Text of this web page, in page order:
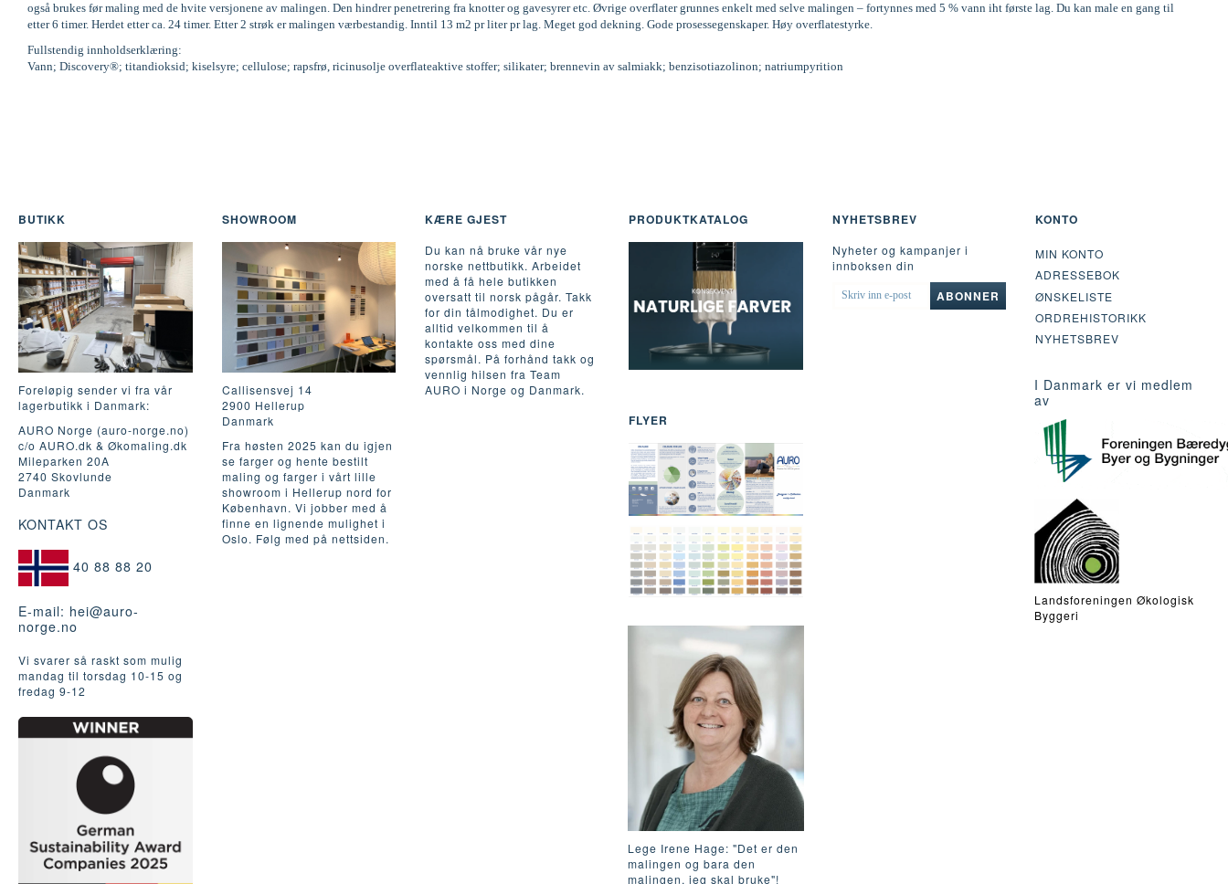
også brukes før maling med de hvite versjonene av malingen. Den hindrer penetrering fra knotter og gavesyrer etc. Øvrige overflater grunnes enkelt med selve malingen – fortynnes med 5 % vann iht første lag. Du kan male en gang til
etter 6 timer. Herdet etter ca. 24 timer. Etter 2 strøk er malingen værbestandig. Inntil 13 m2 pr liter pr lag. Meget god dekning. Gode prosessegenskaper. Høy overflatestyrke.
Fullstendig innholdserklæring:
Vann; Discovery®; titandioksid; kiselsyre; cellulose; rapsfrø, ricinusolje overflateaktive stoffer; silikater; brennevin av salmiakk; benzisotiazolinon; natriumpyrition
BUTIKK
Foreløpig sender vi fra vår
lagerbutikk i Danmark:
AURO Norge (auro-norge.no)
c/o AURO.dk & Økomaling.dk
Mileparken 20A
2740 Skovlunde
Danmark
KONTAKT OS
40 88 88 20
E-mail: hei@auro-
norge.no
Vi svarer så raskt som mulig
mandag til torsdag 10-15 og
fredag ​​9-12
SHOWROOM
Callisensvej 14
2900 Hellerup
Danmark
Fra høsten 2025 kan du igjen
se farger og hente bestilt
maling og farger i vårt lille
showroom i Hellerup nord for
København. Vi jobber med å
finne en lignende mulighet i
Oslo. Følg med på nettsiden.
KÆRE GJEST
Du kan nå bruke vår nye
norske nettbutikk. Arbeidet
med å få hele butikken
oversatt til norsk pågår. Takk
for din tålmodighet. Du er
alltid velkommen til å
kontakte oss med dine
spørsmål. På forhånd takk og
vennlig hilsen fra Team
AURO i Norge og Danmark.
PRODUKTKATALOG
FLYER
Lege Irene Hage: "Det er den
malingen og bara den
malingen, jeg skal bruke"!
NYHETSBREV
Nyheter og kampanjer i
innboksen din
SKRIV
ABONNER
KONTO
MIN KONTO
ADRESSEBOK
ØNSKELISTE
ORDREHISTORIKK
NYHETSBREV
I Danmark er vi medlem
av
Landsforeningen Økologisk
Byggeri